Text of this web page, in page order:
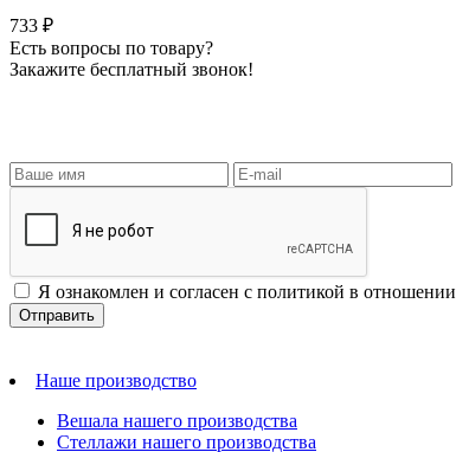
733 ₽
Есть вопросы по товару?
Закажите бесплатный звонок!
Я ознакомлен и согласен с политикой в отношении
Наше производство
Вешала нашего производства
Стеллажи нашего производства